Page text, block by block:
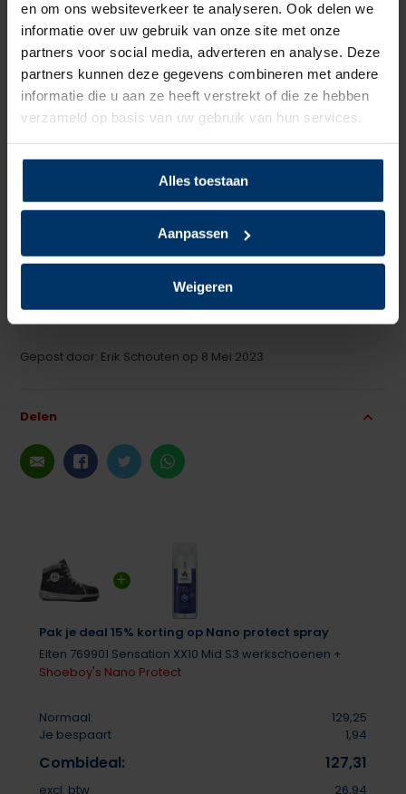
en om ons websiteverkeer te analyseren. Ook delen we
informatie over uw gebruik van onze site met onze
partners voor social media, adverteren en analyse. Deze
partners kunnen deze gegevens combineren met andere
informatie die u aan ze heeft verstrekt of die ze hebben
verzameld op basis van uw gebruik van hun services.
Alles toestaan
Aanpassen
Weigeren
Pak je deal 15% korting op Nano protect spray
Elten 769901 Sensation XX10 Mid S3 werkschoenen +
Shoeboy's Nano Protect
Normaal:
129,25
Je bespaart
1,94
Combideal: 127,31
excl. btw 26,94
Schrijf je eigen review
5 van 5
Aanrader
-
Nog geen minpunt bemerkt
5 van 5
De schoenen zijn heerlijk licht en hebben een goed voetbed
prima.
Gepost door: Erik Schouten op 8 Mei 2023
Delen